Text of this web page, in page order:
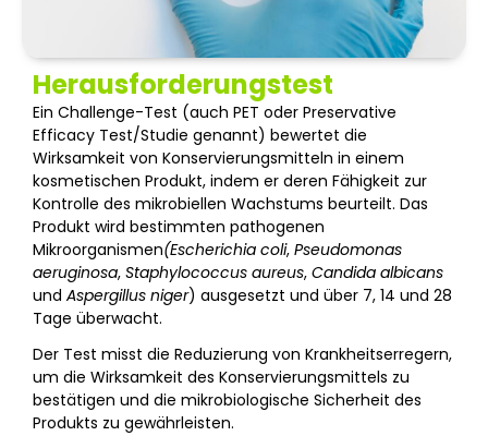
Herausforderungstest
Ein Challenge-Test (auch PET oder Preservative
Efficacy Test/Studie genannt) bewertet die
Wirksamkeit von Konservierungsmitteln in einem
kosmetischen Produkt, indem er deren Fähigkeit zur
Kontrolle des mikrobiellen Wachstums beurteilt. Das
Produkt wird bestimmten pathogenen
Mikroorganismen(Escherichia coli, Pseudomonas
aeruginosa, Staphylococcus aureus, Candida albicans
und Aspergillus niger) ausgesetzt und über 7, 14 und 28
Tage überwacht.
Der Test misst die Reduzierung von Krankheitserregern,
um die Wirksamkeit des Konservierungsmittels zu
bestätigen und die mikrobiologische Sicherheit des
Produkts zu gewährleisten.